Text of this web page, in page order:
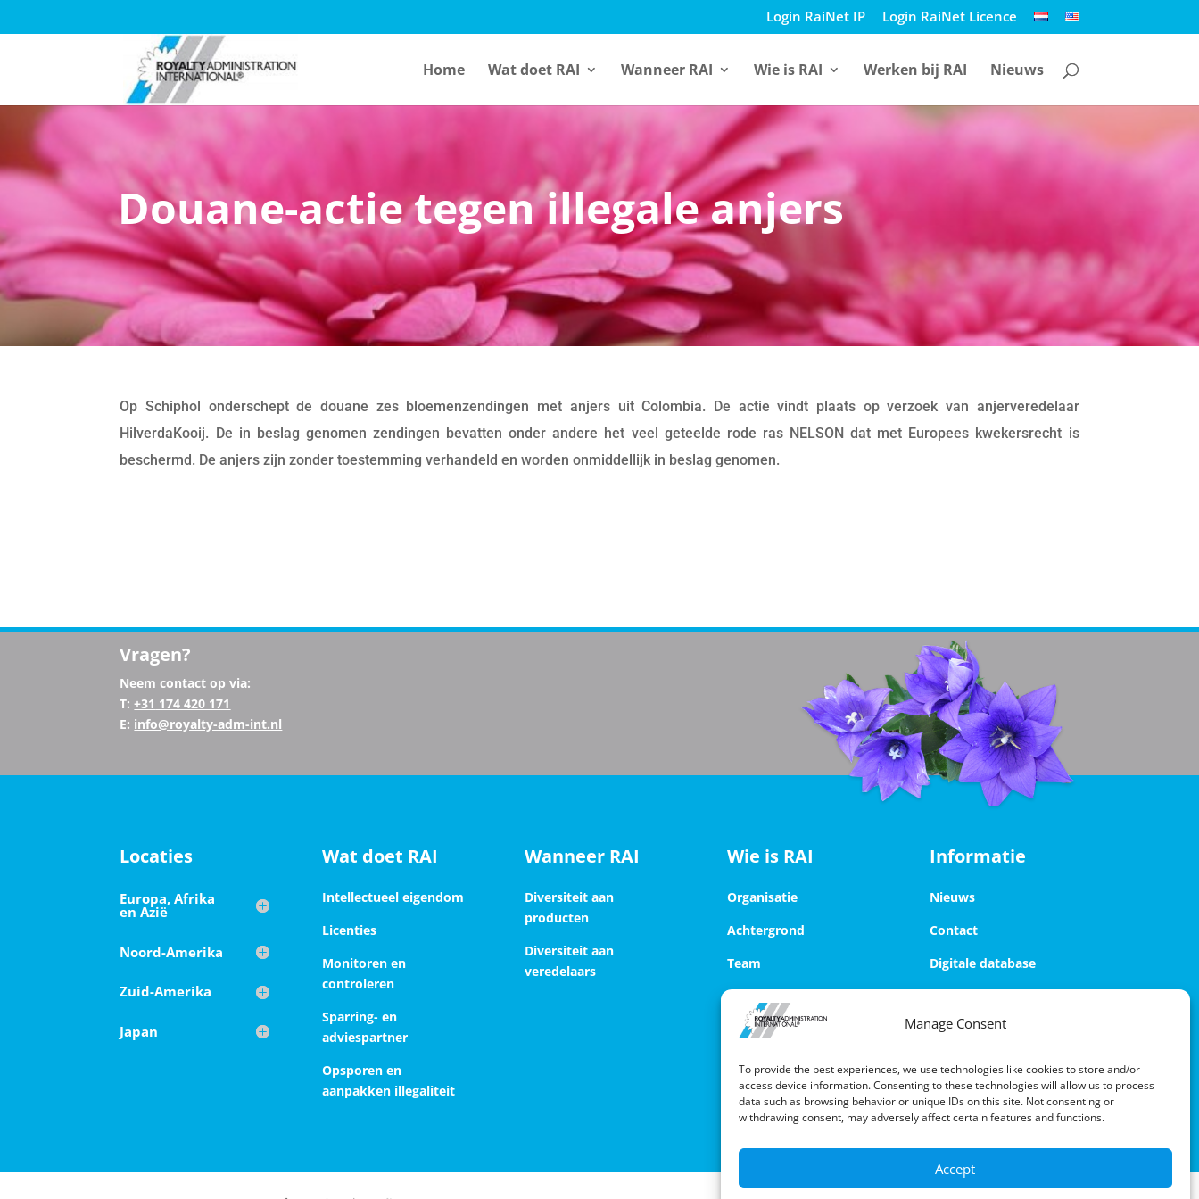
Manage Consent
To provide the best experiences, we use technologies like cookies to store and/or
access device information. Consenting to these technologies will allow us to process
data such as browsing behavior or unique IDs on this site. Not consenting or
withdrawing consent, may adversely affect certain features and functions.
Accept
Login RaiNet IP Login RaiNet Licence
Home Wat doet RAI Wanneer RAI Wie is RAI Werken bij RAI Nieuws
Douane-actie tegen illegale anjers
Op Schiphol onderschept de douane zes bloemenzendingen met anjers uit Colombia. De actie vindt plaats op verzoek van anjerveredelaar
HilverdaKooij. De in beslag genomen zendingen bevatten onder andere het veel geteelde rode ras NELSON dat met Europees kwekersrecht is
beschermd. De anjers zijn zonder toestemming verhandeld en worden onmiddellijk in beslag genomen.
Vragen?
Neem contact op via:
T:+31 174 420 171
E: info@royalty-adm-int.nl
Locaties
Europa, Afrika
en Azië
Noord-Amerika
Zuid-Amerika
Japan
Wat doet RAI
Intellectueel eigendom
Licenties
Monitoren en
controleren
Sparring- en
adviespartner
Opsporen en
aanpakken illegaliteit
Wanneer RAI
Diversiteit aan
producten
Diversiteit aan
veredelaars
Wie is RAI
Organisatie
Achtergrond
Team
Disclaimer
Informatie
Nieuws
Contact
Digitale database